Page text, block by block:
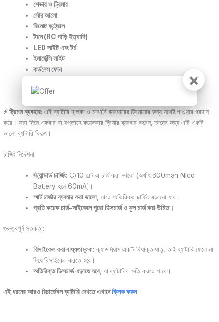
শেভার ও ট্রিমার
সৌর আলো
রিমোট কন্ট্রোল
টয়স (RC গাড়ি ইত্যাদি)
LED লাইট এবং টর্চ
ইমার্জেন্সি লাইট
কর্ডলেস ফোন
মেডিকেল ইন্সট্রুমেন্ট
⚡ ট্রিমার ব্যবহার: এই ব্যাটারি হালকা ও মাঝারি ব্যবহারের ট্রিমারের জন্য যথেষ্ট পাওয়ার প্রদান
করে। যারা দিনে একবার বা সপ্তাহে কয়েকবার ট্রিমার ব্যবহার করেন, তাদের জন্য এটি একটি
ভালো ব্যাটারি বিকল্প।
চার্জিং নির্দেশনা:
স্ট্যান্ডার্ড চার্জিং: C/10 রেট এ চার্জ করা ভালো (অর্থাৎ 600mah Nicd
Battery হলে 60mA)।
স্মার্ট চার্জার ব্যবহার করা ভালো, যাতে অতিরিক্ত চার্জিং এড়ানো যায়।
প্রতি কয়েক চার্জ-সাইকেলে পুরো ডিসচার্জ ও ফুল চার্জ করা উচিত।
গুরুত্বপূর্ন সতর্কতা:
রিসাইকেল করা বাধ্যতামূলক: ক্যাডমিয়াম একটি বিষাক্ত ধাতু, তাই ব্যাটারি ফেলে না
দিয়ে রিসাইকেল করতে হবে।
অতিরিক্ত ডিসচার্জ এড়াতে হবে , যা ব্যাটারির ক্ষতি করতে পারে।
এই ধরনের আরও রিচার্জেবল ব্যাটারি দেখতে এখানেক্লিক করুন
×